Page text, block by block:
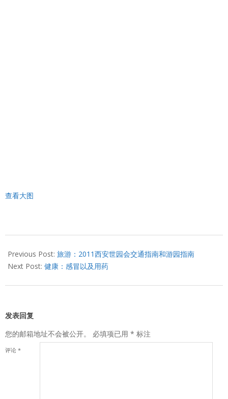
查看大图
09-
30
Previous Post: 旅游：2011西安世园会交通指南和游园指南
Next Post: 健康：感冒以及用药
发表回复
您的邮箱地址不会被公开。
必填项已用 * 标注
评论 *